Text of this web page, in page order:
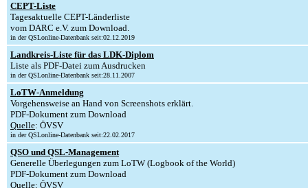
CEPT-Liste
Tagesaktuelle CEPT-Länderliste
vom DARC e.V. zum Download.
in der QSLonline-Datenbank seit:02.12.2019
Landkreis-Liste für das LDK-Diplom
Liste als PDF-Datei zum Ausdrucken
in der QSLonline-Datenbank seit:28.11.2007
LoTW-Anmeldung
Vorgehensweise an Hand von Screenshots erklärt.
PDF-Dokument zum Download
Quelle: ÖVSV
in der QSLonline-Datenbank seit:22.02.2017
QSO und QSL-Management
Generelle Überlegungen zum LoTW (Logbook of the World)
PDF-Dokument zum Download
Quelle: ÖVSV